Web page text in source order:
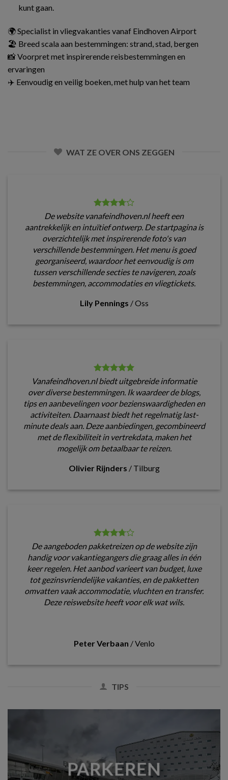
kunt gaan.
🌍 Specialist in vliegvakanties vanaf Eindhoven Airport
🏖️ Breed scala aan bestemmingen: strand, stad, bergen
📸 Voorpret met inspirerende reisbestemmingen en
ervaringen
✈️ Eenvoudig en veilig boeken, met hulp van het team
WAT ZE OVER ONS ZEGGEN
De website vanafeindhoven.nl heeft een
aantrekkelijk en intuïtief ontwerp. De startpagina is
overzichtelijk met inspirerende foto's van
verschillende bestemmingen. Het menu is goed
georganiseerd, waardoor het eenvoudig is om
tussen verschillende secties te navigeren, zoals
bestemmingen, accommodaties en vliegtickets.
Lily Pennings /Oss
Vanafeindhoven.nl biedt uitgebreide informatie
over diverse bestemmingen. Ik waardeer de blogs,
tips en aanbevelingen voor bezienswaardigheden en
activiteiten. Daarnaast biedt het regelmatig last-
minute deals aan. Deze aanbiedingen, gecombineerd
met de flexibiliteit in vertrekdata, maken het
mogelijk om betaalbaar te reizen.
Olivier Rijnders / Tilburg
De aangeboden pakketreizen op de website zijn
handig voor vakantiegangers die graag alles in één
keer regelen. Het aanbod varieert van budget, luxe
tot gezinsvriendelijke vakanties, en de pakketten
omvatten vaak accommodatie, vluchten en transfer.
Deze reiswebsite heeft voor elk wat wils.
Peter Verbaan /Venlo
TIPS
PARKEREN